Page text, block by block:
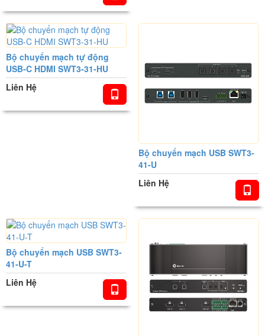
Bộ chuyển mạch tự động
USB-C HDMI SWT3-31-HU
Liên Hệ
Bộ chuyển mạch USB SWT3-
41-U
Liên Hệ
Bộ chuyển mạch USB SWT3-
41-U-T
Liên Hệ